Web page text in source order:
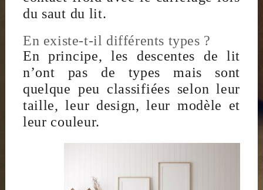
du saut du lit.
En existe-t-il différents types ?
En principe, les descentes de lit
n’ont pas de types mais sont
quelque peu classifiées selon leur
taille, leur design, leur modèle et
leur couleur.